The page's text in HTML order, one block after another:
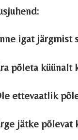
igat järgmist
põleta küünalt
ettevaatlik
jätke põlevat